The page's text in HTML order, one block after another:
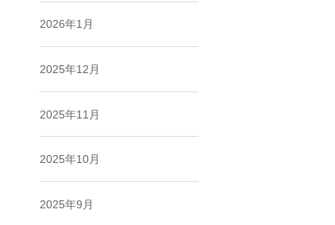
2026年1月
2025年12月
2025年11月
2025年10月
2025年9月